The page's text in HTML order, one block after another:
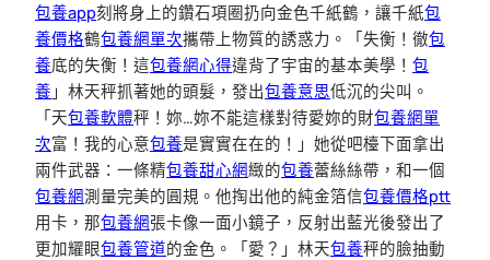
包養app刻將身上的鑽石項圈扔向金色千紙鶴，讓千紙包
養價格鶴包養網單次攜帶上物質的誘惑力。「失衡！徹包
養底的失衡！這包養網心得違背了宇宙的基本美學！ 包
養 」林天秤抓著她的頭髮，發出包養意思低沉的尖叫。
「天包養軟體秤！妳…妳不能這樣對待愛妳的財包養網單
次富！我的心意包養是實實在在的！」她從吧檯下面拿出
兩件武器：一條精包養甜心網緻的包養蕾絲絲帶，和一個
包養網測量完美的圓規。他掏出他的純金箔信包養價格ptt
用卡，那包養網張卡像一面小鏡子，反射出藍光後發出了
更加耀眼包養管道的金色。「愛？」林天包養秤的臉抽動